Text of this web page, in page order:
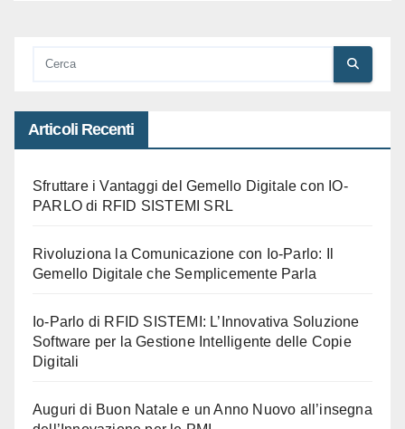
Articoli Recenti
Sfruttare i Vantaggi del Gemello Digitale con IO-
PARLO di RFID SISTEMI SRL
Rivoluziona la Comunicazione con Io-Parlo: Il
Gemello Digitale che Semplicemente Parla
Io-Parlo di RFID SISTEMI: L’Innovativa Soluzione
Software per la Gestione Intelligente delle Copie
Digitali
Auguri di Buon Natale e un Anno Nuovo all’insegna